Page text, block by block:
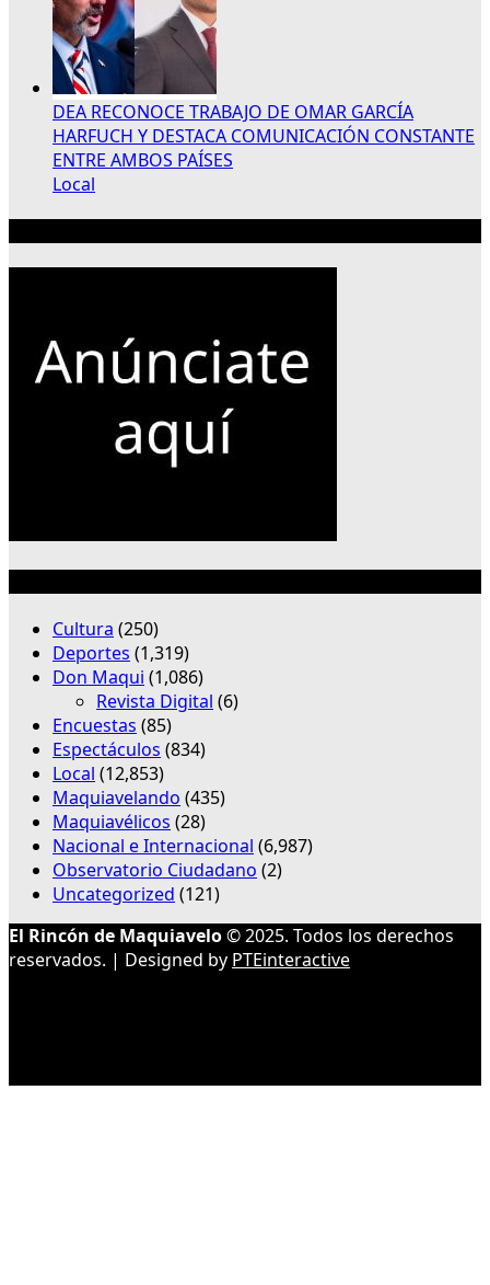
DEA RECONOCE TRABAJO DE OMAR GARCÍA
HARFUCH Y DESTACA COMUNICACIÓN CONSTANTE
ENTRE AMBOS PAÍSES
Local
Cultura (250)
Deportes (1,319)
Don Maqui (1,086)
Revista Digital (6)
Encuestas (85)
Espectáculos (834)
Local (12,853)
Maquiavelando (435)
Maquiavélicos (28)
Nacional e Internacional (6,987)
Observatorio Ciudadano (2)
Uncategorized (121)
El Rincón de Maquiavelo© 2025. Todos los derechos
reservados. | Designed by PTEinteractive